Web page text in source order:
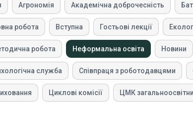
Агрономія Академічна доброчесність
робота Вступна Гостьові лекції
робота Неформальна освіта Новини
служба Співпраця з роботодавцями
Циклові комісії ЦМК